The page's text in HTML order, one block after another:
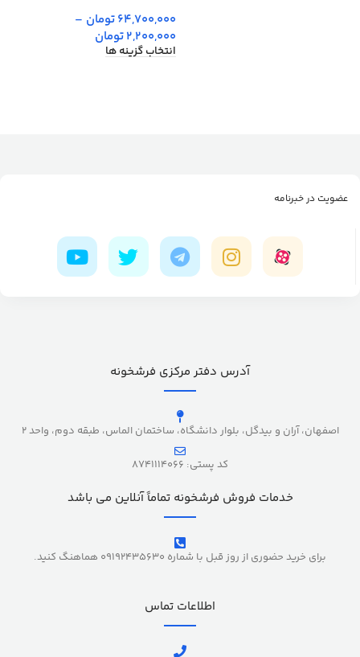
64,700,000تومان –
2,200,000تومان
انتخاب گزینه ها
عضویت در خبرنامه
آدرس دفتر مرکزی فرشخونه
اصفهان، آران و بیدگل، بلوار دانشگاه، ساختمان الماس، طبقه دوم، واحد 2
کد پستی: 8741114066
خدمات فروش فرشخونه تماماً آنلاین می باشد
برای خرید حضوری از روز قبل با شماره 09192435630 هماهنگ کنید.
اطلاعات تماس